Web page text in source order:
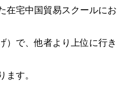
在宅中国貿易スクールにお
）で、他者より上位に行き
す。